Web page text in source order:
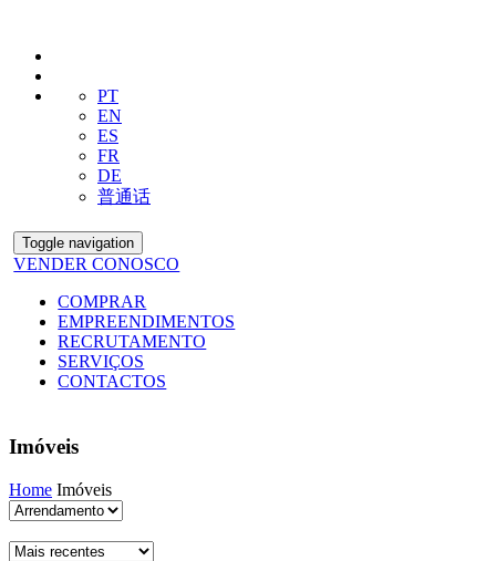
PT
EN
ES
FR
DE
普通话
Toggle navigation
VENDER CONOSCO
COMPRAR
EMPREENDIMENTOS
RECRUTAMENTO
SERVIÇOS
CONTACTOS
Imóveis
Home Imóveis